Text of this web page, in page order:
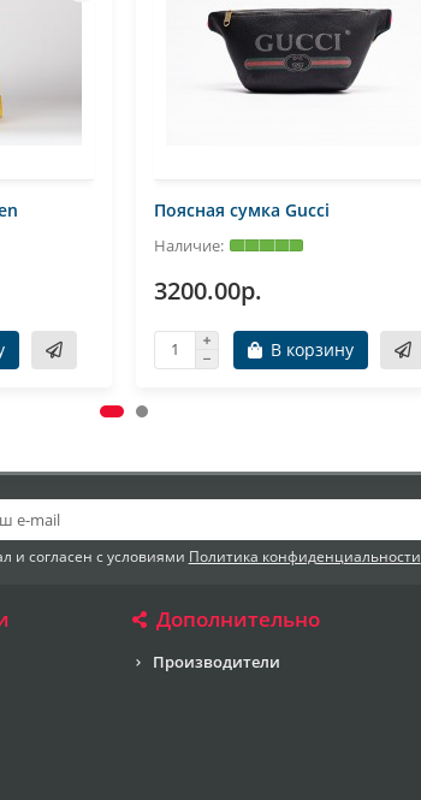
Поясная сумка Gucci
3200.00р.
В корзину
и согласен с условиями Политика конфиденциальности
Дополнительно
Производители